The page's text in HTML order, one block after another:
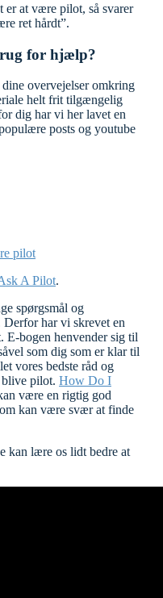
er at være pilot, så svarer
ret hårdt”.
for hjælp?
overvejelser omkring
helt frit tilgængelig
dig har vi her lavet en
posts og youtube
pilot
A Pilot.
spørgsmål og
har vi skrevet en
bogen henvender sig til
som dig som er klar til
vores bedste råd og
pilot. How Do I
være en rigtig god
kan være svær at finde
kan lære os lidt bedre at